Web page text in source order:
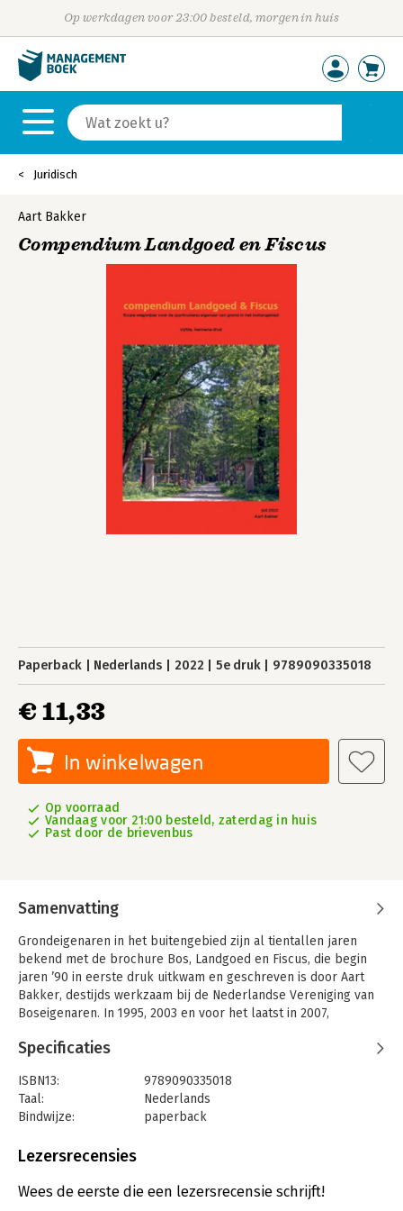
Op werkdagen voor 23:00 besteld, morgen in huis
Juridisch
Aart Bakker
Compendium Landgoed en Fiscus
Paperback Nederlands 2022 5e druk 9789090335018
€ 11,33
In winkelwagen
Op voorraad
Vandaag voor 21:00 besteld, zaterdag in huis
Past door de brievenbus
Samenvatting
Grondeigenaren in het buitengebied zijn al tientallen jaren
bekend met de brochure Bos, Landgoed en Fiscus, die begin
jaren ’90 in eerste druk uitkwam en geschreven is door Aart
Bakker, destijds werkzaam bij de Nederlandse Vereniging van
Boseigenaren. In 1995, 2003 en voor het laatst in 2007,
verscheen de vijfde, geheel herziene druk onder de naam
Auteur is natuurlijk wederom Aart Bakker, werkzaam bij Ernst
& Young Belastingadviseurs LLP en het compendium wordt
uitgegeven door Ineke Brusse.
Fiscale regels bij eigendom en beheer grond
Grondeigenaren vinden in dit compendium samengebracht de
fiscale regels die betrekking hebben op de eigendom en het
Specificaties
ISBN13:
9789090335018
Taal:
Nederlands
Bindwijze:
paperback
Uitgever:
Verschijningsdatum:
4-7-2022
Lezersrecensies
Wees de eerste die een lezersrecensie schrijft!